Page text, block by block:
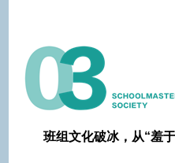
班组文化破冰，从“羞